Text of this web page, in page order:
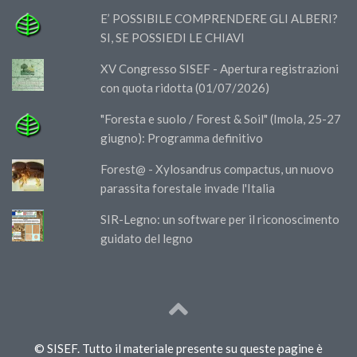
E’ POSSIBILE COMPRENDERE GLI ALBERI?
SI, SE POSSIEDI LE CHIAVI
XV Congresso SISEF - Apertura registrazioni
con quota ridotta (01/07/2026)
"Foresta e suolo / Forest & Soil" (Imola, 25-27
giugno): Programma definitivo
Forest@ - Xylosandrus compactus, un nuovo
parassita forestale invade l'Italia
SIR-Legno: un software per il riconoscimento
guidato del legno
© SISEF. Tutto il materiale presente su queste pagine è